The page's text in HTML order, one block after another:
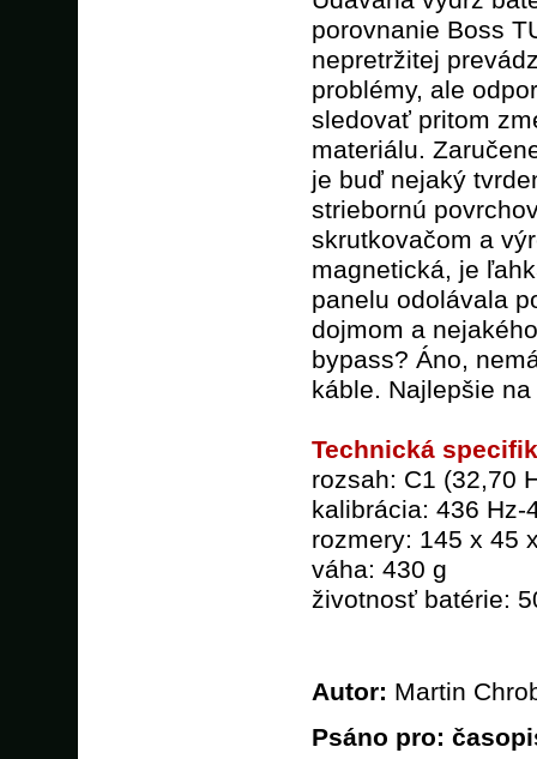
porovnanie Boss
nepretržitej
problémy, ale
sledovať pritom
materiálu.
je buď nejaký
striebornú
skrutkovačom a
magnetická, je
panelu odolávala
dojmom a
bypass? Áno,
káble. Najlepšie
Technická
rozsah: C1 (32,70
kalibrácia: 436 Hz-
rozmery: 145 x 45
váha: 430 g
životnosť batérie:
Autor: Martin
Psáno pro: